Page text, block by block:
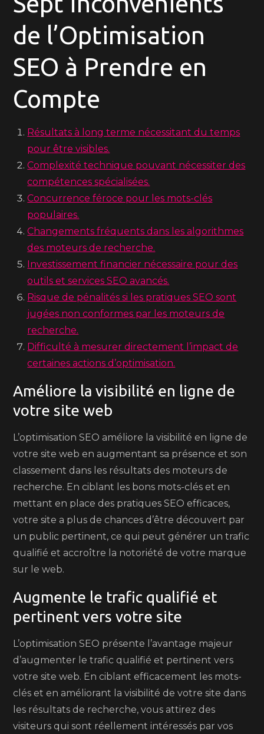
de l’Optimisation
SEO à Prendre en
Compte
Résultats à long terme nécessitant du temps
pour être visibles.
Complexité technique pouvant nécessiter des
compétences spécialisées.
Concurrence féroce pour les mots-clés
populaires.
Changements fréquents dans les algorithmes
des moteurs de recherche.
Investissement financier nécessaire pour des
outils et services SEO avancés.
Risque de pénalités si les pratiques SEO sont
jugées non conformes par les moteurs de
recherche.
Difficulté à mesurer directement l’impact de
certaines actions d’optimisation.
Améliore la visibilité en ligne de
votre site web
L’optimisation SEO améliore la visibilité en ligne de
votre site web en augmentant sa présence et son
classement dans les résultats des moteurs de
recherche. En ciblant les bons mots-clés et en
mettant en place des pratiques SEO efficaces,
votre site a plus de chances d’être découvert par
un public pertinent, ce qui peut générer un trafic
qualifié et accroître la notoriété de votre marque
sur le web.
Augmente le trafic qualifié et
pertinent vers votre site
L’optimisation SEO présente l’avantage majeur
d’augmenter le trafic qualifié et pertinent vers
votre site web. En ciblant efficacement les mots-
clés et en améliorant la visibilité de votre site dans
les résultats de recherche, vous attirez des
visiteurs qui sont réellement intéressés par vos